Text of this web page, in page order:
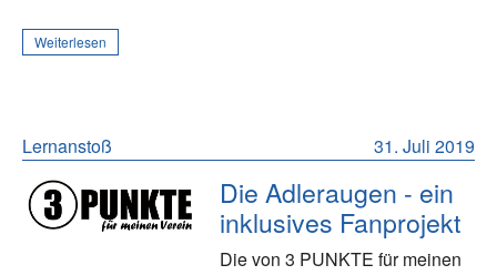
Weiterlesen
31. Juli 2019
Lernanstoß
Die Adleraugen - ein
inklusives Fanprojekt
Die von 3 PUNKTE für meinen